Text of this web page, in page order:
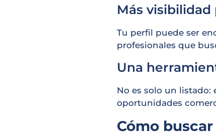
Más
Tu perfil puede ser
profesionales que
Una
No es solo un
oportunidades
Cómo